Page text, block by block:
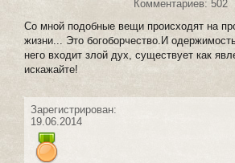
Комментариев: 502
Со мной подобные вещи происходят на
жизни... Это богоборчество.И
него входит злой дух, существует как
искажайте!
Зарегистрирован:
19.06.2014